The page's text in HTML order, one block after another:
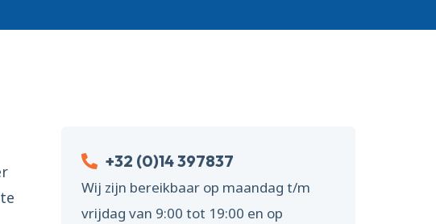
+32 (0)14 397837
Wij zijn bereikbaar op maandag t/m
vrijdag van 9:00 tot 19:00 en op